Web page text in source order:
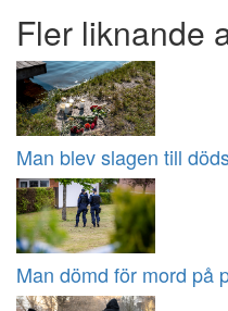
Fler liknande
Man blev slagen till
Man dömd för mord på